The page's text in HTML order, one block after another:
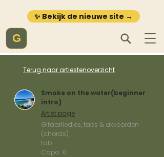
✨ Bekijk de nieuwe site →
G
Terug naar artiestenoverzicht
Smoke on the water(beginner
intro)
Artist page
Gitaarliedjes, tabs & akkoorden
(chords)
tab
Capo: 0